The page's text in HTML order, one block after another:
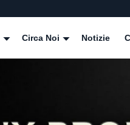
Circa Noi Notizie